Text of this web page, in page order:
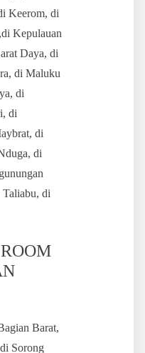
Keerom, di
Kepulauan
Daya, di
di Maluku
di
di
di
di
di
Barat,
Sorong